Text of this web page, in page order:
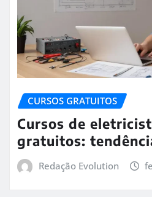
CURSOS GRATUITOS
Cursos de
gratuitos:
Redação Evolution